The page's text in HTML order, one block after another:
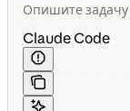
Опишите
Claude Code